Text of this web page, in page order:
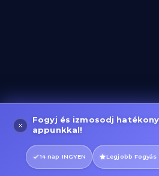
Futás és Sprint
Fogyj és izmosodj
appunkkal!
14 nap INGYEN Legjobb Fogyás